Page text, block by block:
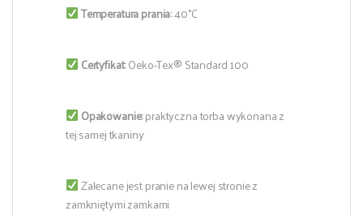
Temperatura prania:40°C
Certyfikat:Oeko-Tex® Standard 100
Opakowanie:praktyczna torba wykonana z
tej samej tkaniny
Zalecane jest pranie na lewej stronie z
zamkniętymi zamkami